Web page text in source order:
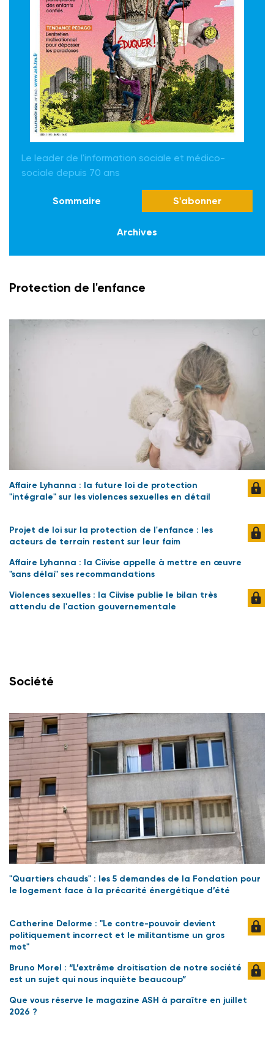
Le leader de l'information sociale et médico-
sociale depuis 70 ans
Sommaire S'abonner
Archives
Protection de l'enfance
Affaire Lyhanna : la future loi de protection
"intégrale" sur les violences sexuelles en détail
Projet de loi sur la protection de l'enfance : les
acteurs de terrain restent sur leur faim
Affaire Lyhanna : la Ciivise appelle à mettre en œuvre
"sans délai" ses recommandations
Violences sexuelles : la Ciivise publie le bilan très
attendu de l'action gouvernementale
Société
"Quartiers chauds" : les 5 demandes de la Fondation pour
le logement face à la précarité énergétique d’été
Catherine Delorme : "Le contre-pouvoir devient
politiquement incorrect et le militantisme un gros
mot"
Bruno Morel : “L’extrême droitisation de notre société
est un sujet qui nous inquiète beaucoup”
Que vous réserve le magazine ASH à paraître en juillet
2026 ?